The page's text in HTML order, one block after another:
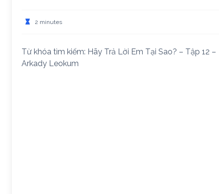
2 minutes
Từ khóa tìm kiếm: Hãy Trả Lời Em Tại Sao? – Tập 12 –
Arkady Leokum